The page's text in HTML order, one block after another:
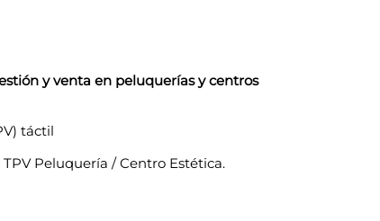
y venta en peluquerías y centros
táctil
Peluquería / Centro Estética.